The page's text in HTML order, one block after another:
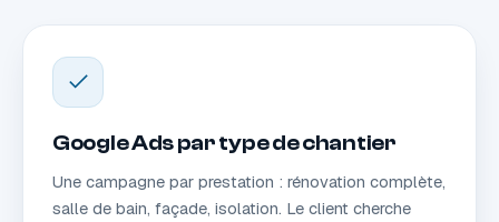
Google Ads par type de chantier
Une campagne par prestation : rénovation complète,
salle de bain, façade, isolation. Le client cherche